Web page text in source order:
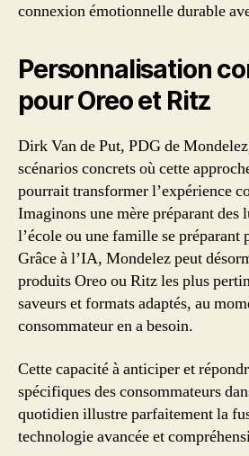
connexion émotionnelle durable
Personnalisation
pour Oreo et Ritz
Dirk Van de Put, PDG de
scénarios concrets où cette
pourrait transformer l’expérience
Imaginons une mère préparant des
l’école ou une famille se préparant
Grâce à l’IA, Mondelez peut
produits Oreo ou Ritz les plus
saveurs et formats adaptés, au
consommateur en a besoin.
Cette capacité à anticiper et
spécifiques des consommateurs
quotidien illustre parfaitement la
technologie avancée et